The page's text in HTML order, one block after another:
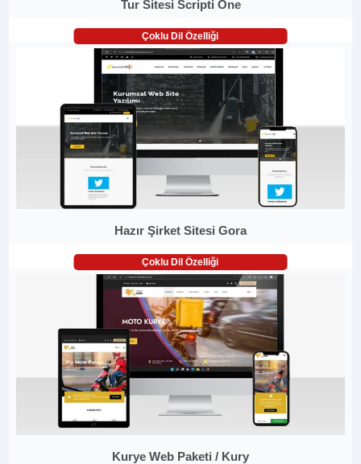
Tur Sitesi Scripti One
Çoklu Dil Özelliği
Hazır Şirket Sitesi Gora
Çoklu Dil Özelliği
Kurye Web Paketi / Kury